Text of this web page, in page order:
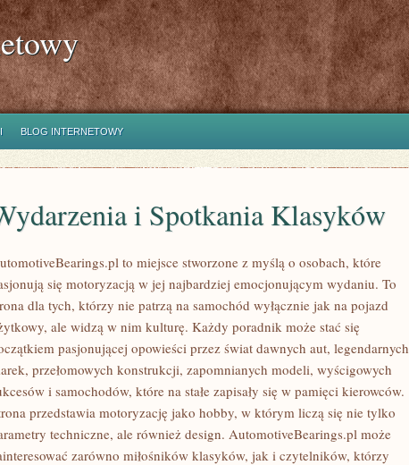
BLOG INTERNETOWY
i Spotkania Klasyków
to miejsce stworzone z myślą o osobach, które
się motoryzacją w jej najbardziej emocjonującym wydaniu. To
dla tych, którzy nie patrzą na samochód wyłącznie jak na pojazd
ale widzą w nim kulturę. Każdy poradnik może stać się
pasjonującej opowieści przez świat dawnych aut, legendarnych
przełomowych konstrukcji, zapomnianych modeli, wyścigowych
i samochodów, które na stałe zapisały się w pamięci kierowców.
przedstawia motoryzację jako hobby, w którym liczą się nie tylko
techniczne, ale również design. AutomotiveBearings.pl może
zarówno miłośników klasyków, jak i czytelników, którzy